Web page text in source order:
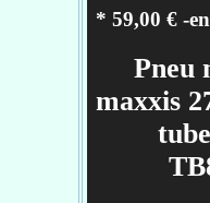
Réf :
* 59,00 € -
Pneu
maxxis